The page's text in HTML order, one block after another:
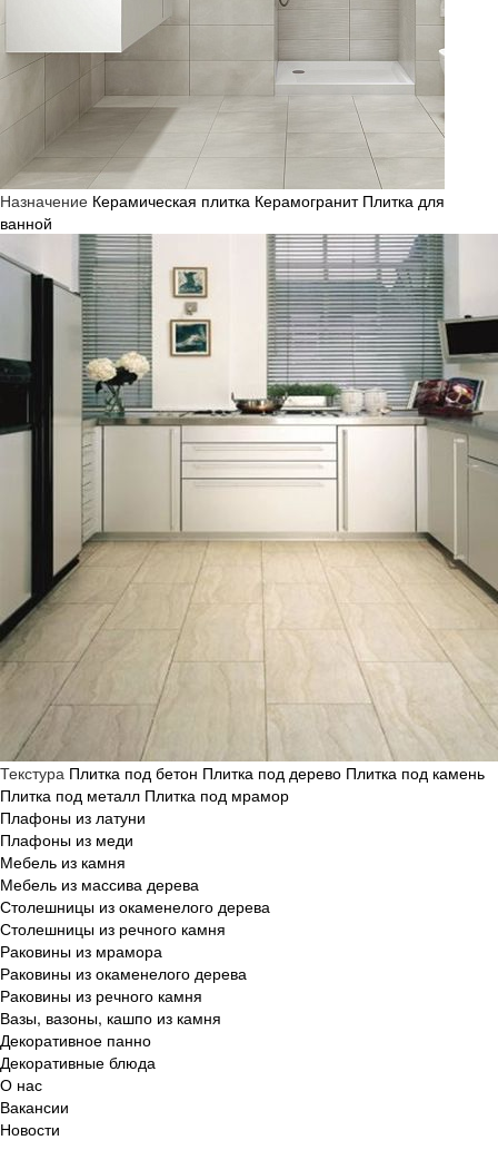
Назначение Керамическая плитка Керамогранит Плитка для
ванной
Текстура Плитка под бетон Плитка под дерево Плитка под камень
Плитка под металл Плитка под мрамор
Плафоны из латуни
Плафоны из меди
Мебель из камня
Мебель из массива дерева
Столешницы из окаменелого дерева
Столешницы из речного камня
Раковины из мрамора
Раковины из окаменелого дерева
Раковины из речного камня
Вазы, вазоны, кашпо из камня
Декоративное панно
Декоративные блюда
О нас
Вакансии
Новости